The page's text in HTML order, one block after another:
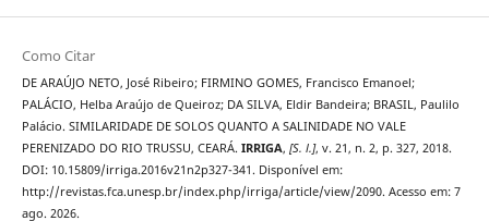
Como Citar
DE ARAÚJO NETO, José Ribeiro; FIRMINO GOMES, Francisco Emanoel;
PALÁCIO, Helba Araújo de Queiroz; DA SILVA, Eldir Bandeira; BRASIL, Paulilo
Palácio. SIMILARIDADE DE SOLOS QUANTO A SALINIDADE NO VALE
PERENIZADO DO RIO TRUSSU, CEARÁ. IRRIGA, [S. l.], v. 21, n. 2, p. 327, 2018.
DOI: 10.15809/irriga.2016v21n2p327-341. Disponível em:
http://revistas.fca.unesp.br/index.php/irriga/article/view/2090. Acesso em: 7
ago. 2026.